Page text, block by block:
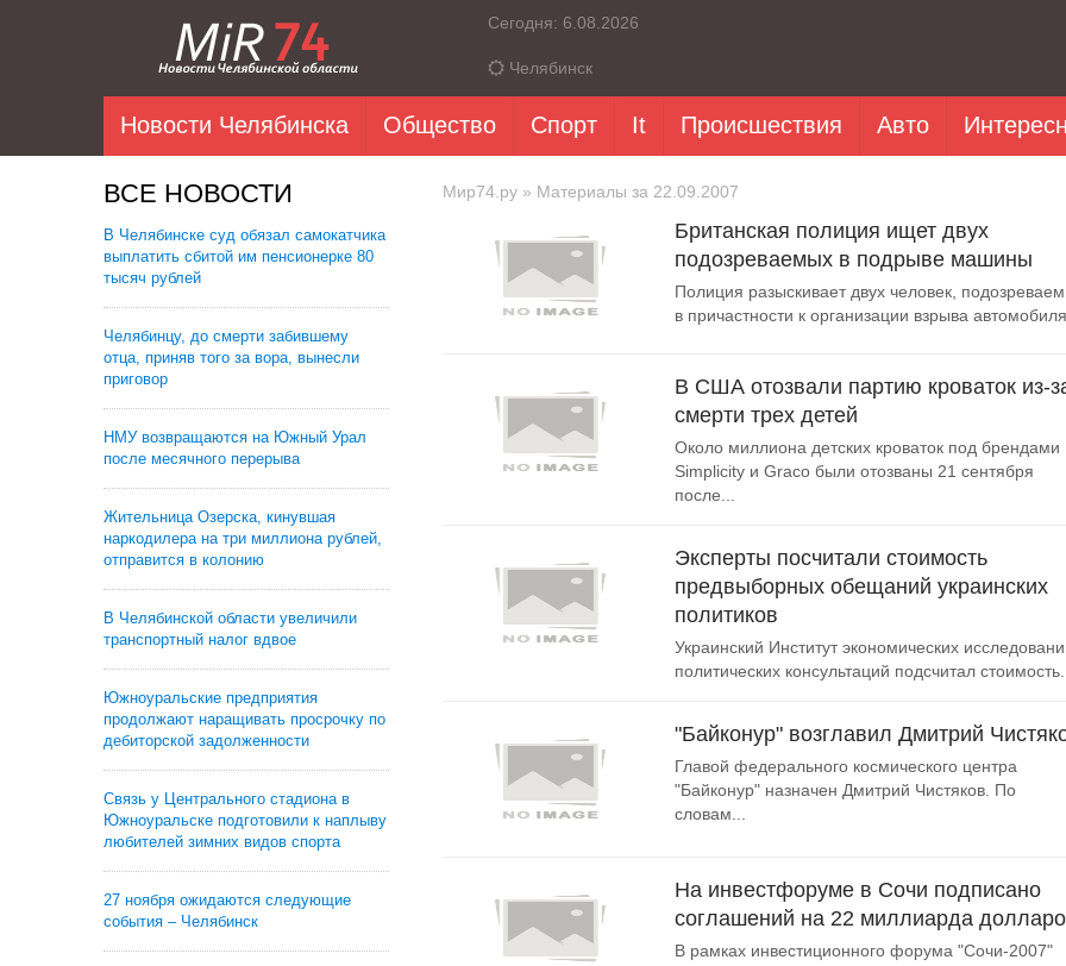
Сегодня: 6.08.2026
Челябинск
Новости Челябинска Общество Спорт It Происшествия Авто
ВСЕ НОВОСТИ
В Челябинске суд обязал самокатчика
выплатить сбитой им пенсионерке 80
тысяч рублей
Челябинцу, до смерти забившему
отца, приняв того за вора, вынесли
приговор
НМУ возвращаются на Южный Урал
после месячного перерыва
Жительница Озерска, кинувшая
наркодилера на три миллиона рублей,
отправится в колонию
В Челябинской области увеличили
транспортный налог вдвое
Южноуральские предприятия
продолжают наращивать просрочку по
дебиторской задолженности
Связь у Центрального стадиона в
Южноуральске подготовили к наплыву
любителей зимних видов спорта
27 ноября ожидаются следующие
события – Челябинск
Мир74.ру » Материалы за 22.09.2007
Британская полиция ищет двух
подозреваемых в подрыве машины
Полиция разыскивает двух человек,
в причастности к организации взрыва
В США отозвали партию кроваток из-
смерти трех детей
Около миллиона детских кроваток под брендами
Simplicity и Graco были отозваны 21 сентября
после...
Эксперты посчитали стоимость
предвыборных обещаний украинских
политиков
Украинский Институт экономических
политических консультаций подсчитал стоимость...
"Байконур" возглавил Дмитрий
Главой федерального космического центра
"Байконур" назначен Дмитрий Чистяков. По
словам...
На инвестфоруме в Сочи подписано
соглашений на 22 миллиарда
В рамках инвестиционного форума "Сочи-2007"